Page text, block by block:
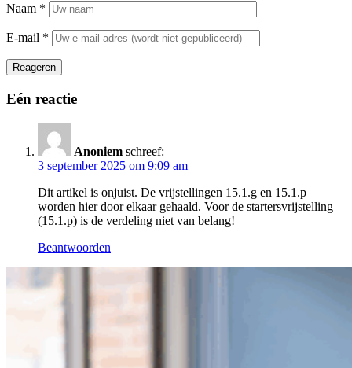
Naam *
E-mail *
Reageren
Eén reactie
Anoniem schreef:
3 september 2025 om 9:09 am
Dit artikel is onjuist. De vrijstellingen 15.1.g en 15.1.p
worden hier door elkaar gehaald. Voor de startersvrijstelling
(15.1.p) is de verdeling niet van belang!
Beantwoorden